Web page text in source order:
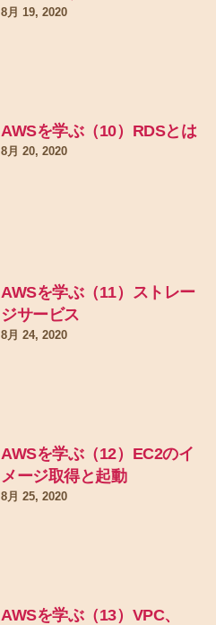
8月 19, 2020
AWSを学ぶ（10）RDSとは
8月 20, 2020
AWSを学ぶ（11）ストレー
ジサービス
8月 24, 2020
AWSを学ぶ（12）EC2のイ
メージ取得と起動
8月 25, 2020
AWSを学ぶ（13）VPC、